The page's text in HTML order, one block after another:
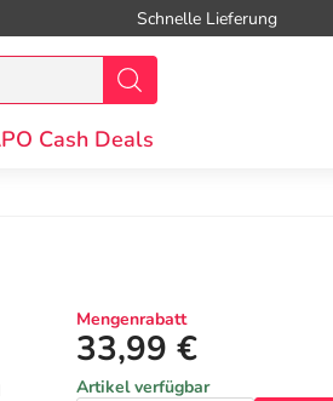
Schnelle Lieferung
Cash Deals
Mengenrabatt
33,99 €
Artikel verfügbar